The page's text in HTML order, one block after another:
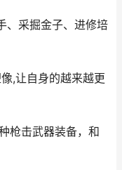
、采掘金子、进修培
,让自身的越来越更
枪击武器装备，和